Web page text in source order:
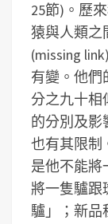
25節)。歷
猿與人類之
(missing
有變。他們
分之九十相
的分別及影
也有其限制
是他不能將
將一隻驢跟
驢」；新品